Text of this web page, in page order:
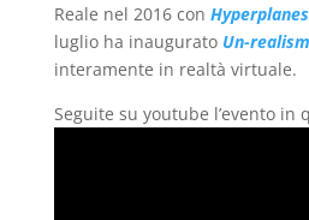
Reale nel 2016 con
luglio ha inaugurato Un-realism
interamente in realtà virtuale.
Seguite su youtube l’evento in